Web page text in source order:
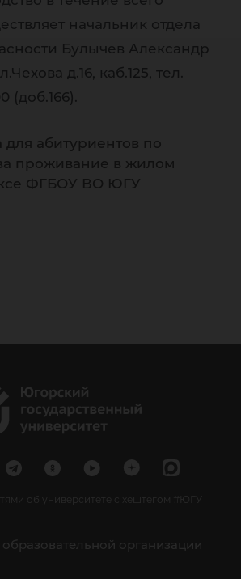
начальник отдела
Булычев Александр
д.16, каб.125, тел.
(доб.166).
для абитуриентов по
проживание в жилом
ФГБОУ ВО ЮГУ
об университете с хештегом #ЮГУ
организации